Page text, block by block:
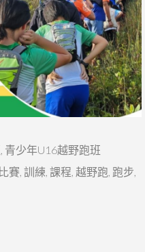
, 青少年U16越野跑班
比賽, 訓練, 課程, 越野跑, 跑步,